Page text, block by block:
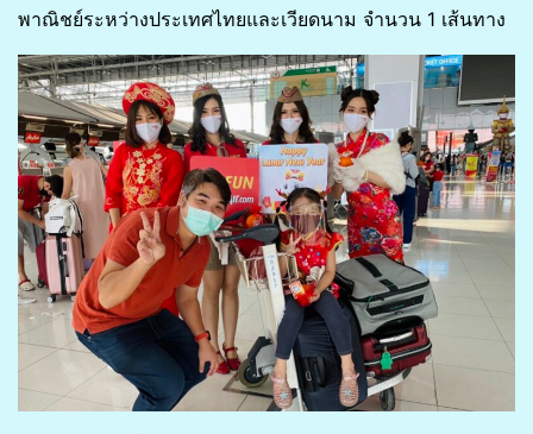
พาณิชย์ระหว่างประเทศไทยและเวียดนาม จำนวน 1 เส้นทาง